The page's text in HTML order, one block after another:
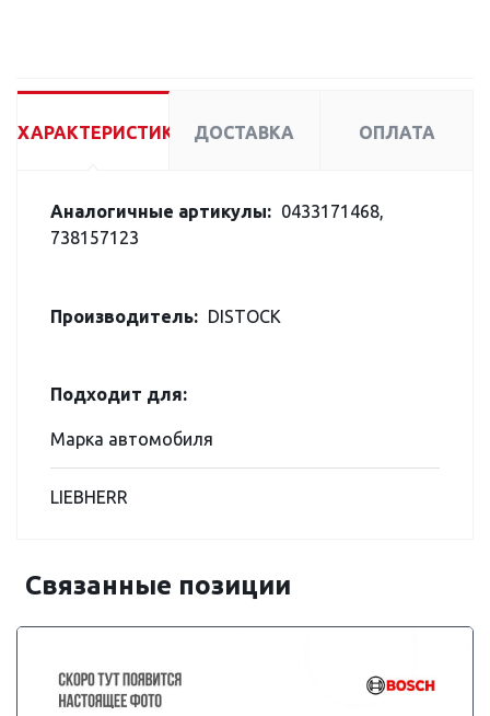
ХАРАКТЕРИСТИКИ ДОСТАВКА ОПЛАТА
Аналогичные артикулы: 0433171468,
738157123
Производитель: DISTOCK
Подходит для:
Марка автомобиля
LIEBHERR
Связанные позиции